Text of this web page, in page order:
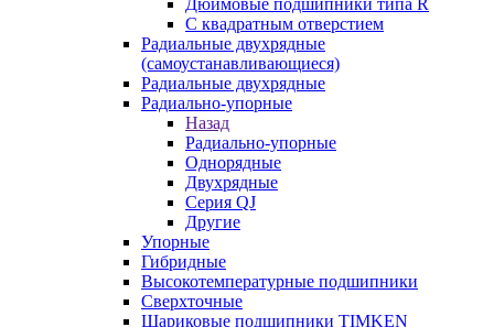
Дюймовые подшипники типа R
С квадратным отверстием
Радиальные двухрядные
(самоустанавливающиеся)
Радиальные двухрядные
Радиально-упорные
Назад
Радиально-упорные
Однорядные
Двухрядные
Серия QJ
Другие
Упорные
Гибридные
Высокотемпературные подшипники
Сверхточные
Шариковые подшипники TIMKEN